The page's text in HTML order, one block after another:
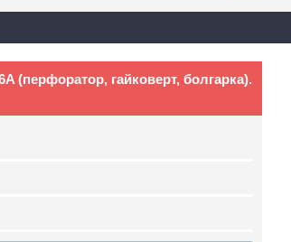
(перфоратор, гайковерт, болгарка).